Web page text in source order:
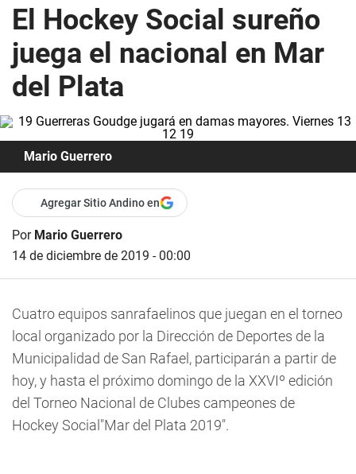
El Hockey Social sureño
juega el nacional en Mar
del Plata
Mario Guerrero
Agregar Sitio Andino en
Por Mario Guerrero
14 de diciembre de 2019 - 00:00
Cuatro equipos sanrafaelinos que juegan en el torneo
local organizado por la Dirección de Deportes de la
Municipalidad de San Rafael, participarán a partir de
hoy, y hasta el próximo domingo de la XXVIº edición
del Torneo Nacional de Clubes campeones de
Hockey Social "Mar del Plata 2019".